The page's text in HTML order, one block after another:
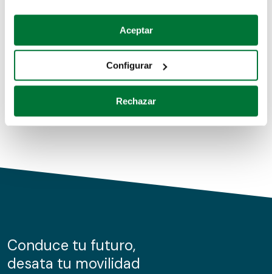
Si lo permite, también quisiéramos:
Recopilar información sobre su ubicación geográfica
Identificar su dispositivo analizándolo activamente
para buscar características específicas (huellas
Obtenga más información sobre cómo se procesan sus
de cookies.
información sobre el uso que haga del sitio web con
nuestros partners de redes sociales, publicidad y análisis
Aceptar
Configurar
Rechazar
Coches de segunda mano
Coches de km0
Conduce tu futuro,
desata tu movilidad